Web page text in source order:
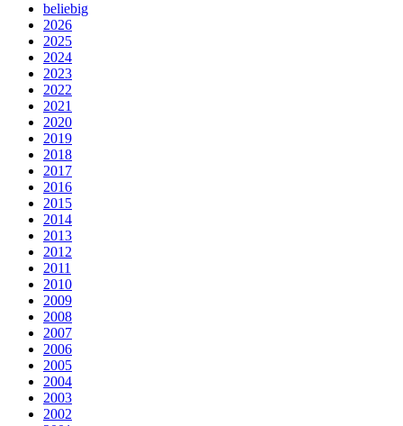
beliebig
2026
2025
2024
2023
2022
2021
2020
2019
2018
2017
2016
2015
2014
2013
2012
2011
2010
2009
2008
2007
2006
2005
2004
2003
2002